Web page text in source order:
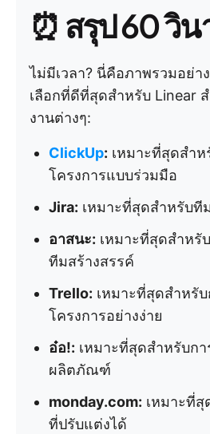
⏰ สรุป 60 วิ
ไม่มีเวลา? นี่คือภาพรวมอย่า
เลือกที่ดีที่สุดสำหรับ Linear
งานต่างๆ:
ClickUp: เหมาะที่สุดสำ
โครงการแบบร่วมมือ
Jira: เหมาะที่สุดสำหรับ
อาสนะ: เหมาะที่สุดสำหรั
ทีมสร้างสรรค์
Trello: เหมาะที่สุดสำหรั
โครงการอย่างง่าย
อ๋อ!: เหมาะที่สุดสำหรับก
ผลิตภัณฑ์
monday.com: เหมาะที่สุ
ที่ปรับแต่งได้